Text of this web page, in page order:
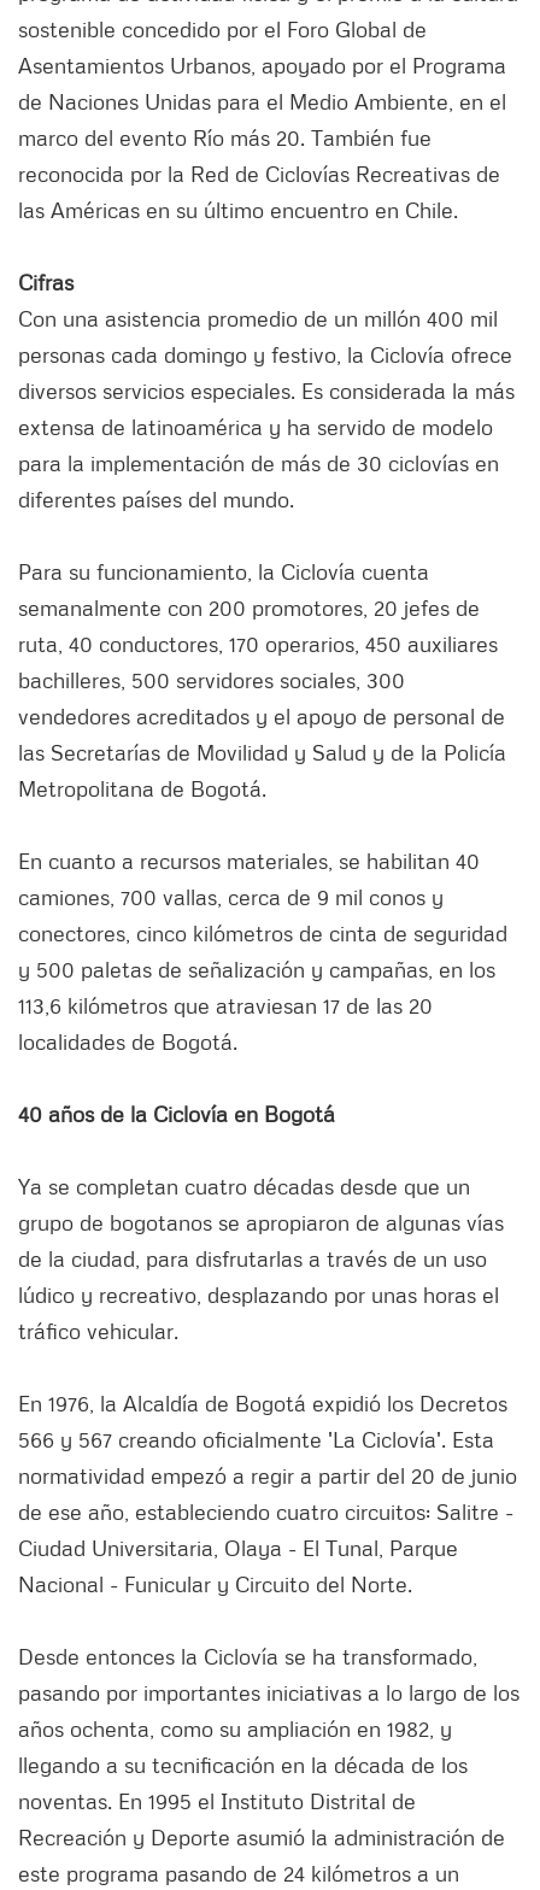
sostenible concedido por el Foro Global de
Asentamientos Urbanos, apoyado por el Programa
de Naciones Unidas para el Medio Ambiente, en el
marco del evento Río más 20. También fue
reconocida por la Red de Ciclovías Recreativas de
las Américas en su último encuentro en Chile.
Cifras
Con una asistencia promedio de un millón 400 mil
personas cada domingo y festivo, la Ciclovía ofrece
diversos servicios especiales. Es considerada la más
extensa de latinoamérica y ha servido de modelo
para la implementación de más de 30 ciclovías en
diferentes países del mundo.
Para su funcionamiento, la Ciclovía cuenta
semanalmente con 200 promotores, 20 jefes de
ruta, 40 conductores, 170 operarios, 450 auxiliares
bachilleres, 500 servidores sociales, 300
vendedores acreditados y el apoyo de personal de
las Secretarías de Movilidad y Salud y de la Policía
Metropolitana de Bogotá.
En cuanto a recursos materiales, se habilitan 40
camiones, 700 vallas, cerca de 9 mil conos y
conectores, cinco kilómetros de cinta de seguridad
y 500 paletas de señalización y campañas, en los
113,6 kilómetros que atraviesan 17 de las 20
localidades de Bogotá.
40 años de la Ciclovía en Bogotá
Ya se completan cuatro décadas desde que un
grupo de bogotanos se apropiaron de algunas vías
de la ciudad, para disfrutarlas a través de un uso
lúdico y recreativo, desplazando por unas horas el
tráfico vehicular.
En 1976, la Alcaldía de Bogotá expidió los Decretos
566 y 567 creando oficialmente 'La Ciclovía'. Esta
normatividad empezó a regir a partir del 20 de junio
de ese año, estableciendo cuatro circuitos: Salitre -
Ciudad Universitaria, Olaya - El Tunal, Parque
Nacional - Funicular y Circuito del Norte.
Desde entonces la Ciclovía se ha transformado,
pasando por importantes iniciativas a lo largo de los
años ochenta, como su ampliación en 1982, y
llegando a su tecnificación en la década de los
noventas. En 1995 el Instituto Distrital de
Recreación y Deporte asumió la administración de
este programa pasando de 24 kilómetros a un